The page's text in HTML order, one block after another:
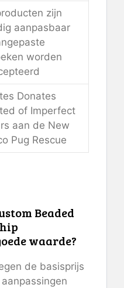
zijn
aanpasbaar
worden
Donates
of Imperfect
aan de New
Pug Rescue
Beaded
waarde?
de basisprijs